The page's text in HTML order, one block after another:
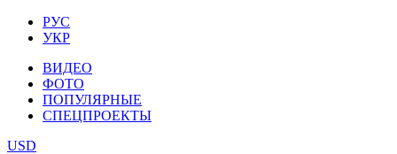
РУС
УКР
ВИДЕО
ФОТО
ПОПУЛЯРНЫЕ
СПЕЦПРОЕКТЫ
USD